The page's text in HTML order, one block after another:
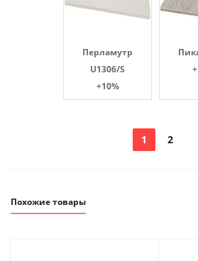
Перламутр
U1306/S
+10%
1 2
Похожие товары